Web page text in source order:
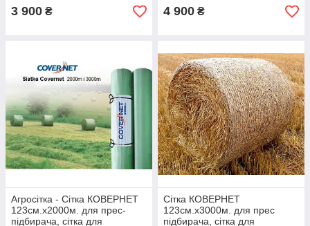
3 900 ₴ 4 900 ₴
Агросітка - Сітка КОВЕРНЕТ
123см.х2000м. для прес-
підбирача, сітка для
Сітка КОВЕРНЕТ
123см.х3000м. для прес
підбирача, сітка для